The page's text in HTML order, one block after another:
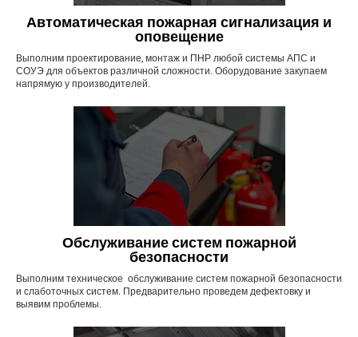
Автоматическая пожарная сигнализация и
оповещение
Выполним проектирование, монтаж и ПНР любой системы АПС и
СОУЭ для объектов различной сложности. Оборудование закупаем
напрямую у производителей.
Обслуживание систем пожарной
безопасности
Выполним техническое обслуживание систем пожарной безопасности
и слаботочных систем. Предварительно проведем дефектовку и
выявим проблемы.